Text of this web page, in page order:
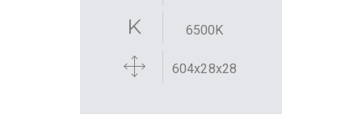
6500K
604x28x28